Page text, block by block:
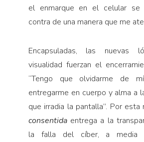
el enmarque en el celular se
contra de una manera que me
Encapsuladas, las nuevas
visualidad fuerzan el
“Tengo que olvidarme de
entregarme en cuerpo y alma a
que irradia la pantalla”. Por esta
consentida entrega a la
la falla del cíber, a media